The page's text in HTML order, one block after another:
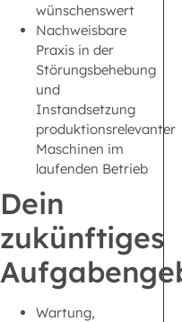
wünschenswert
Nachweisbare
Praxis in der
Störungsbehebung
und
Instandsetzung
produktionsrelevanter
Maschinen im
laufenden Betrieb
Dein
zukünftiges
Wartung,